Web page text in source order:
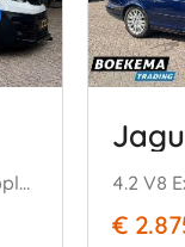
1.5 CDTI L2H1 Edition Apple-carplay Airco Cruise Schuifdeur
€